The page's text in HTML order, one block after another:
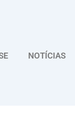
NOTÍCIAS